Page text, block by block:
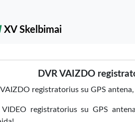
XV Skelbimai
DVR VAIZDO
VAIZDO registratorius su GPS
VIDEO registratorius su GPS